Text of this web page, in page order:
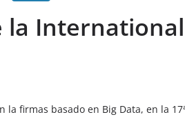
la
firmas basado en Big Data, en la